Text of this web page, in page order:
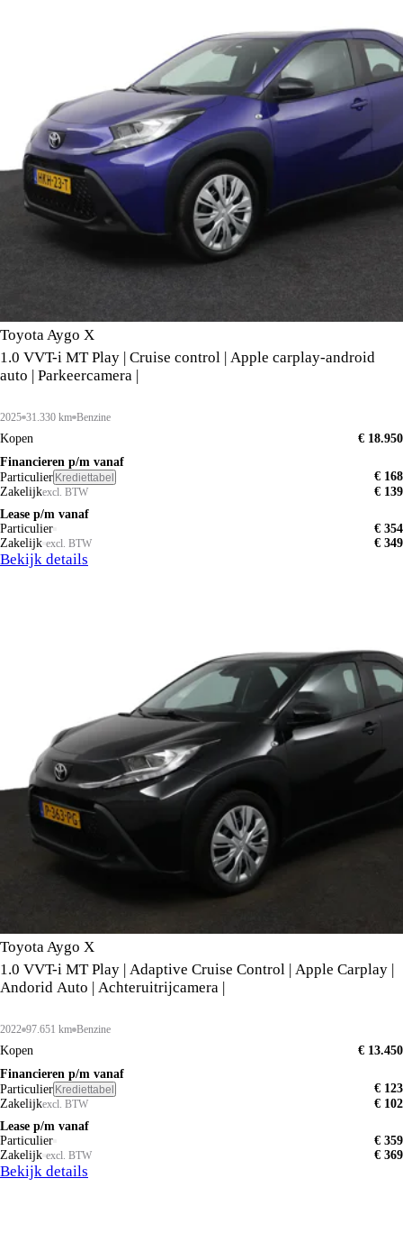
Toyota Aygo X
1.0 VVT-i MT Play | Cruise control | Apple carplay-android
auto | Parkeercamera |
2025 31.330 km Benzine
Kopen
€ 18.950
Financieren p/m vanaf
Particulier Krediettabel
€ 168
Zakelijkexcl. BTW
€ 139
Lease p/m vanaf
Particulier
€ 354
Zakelijk excl. BTW € 349
Bekijk details
Toyota Aygo X
1.0 VVT-i MT Play | Adaptive Cruise Control | Apple Carplay |
Andorid Auto | Achteruitrijcamera |
2022 97.651 km Benzine
Kopen
€ 13.450
Financieren p/m vanaf
Particulier Krediettabel
€ 123
Zakelijkexcl. BTW
€ 102
Lease p/m vanaf
Particulier
€ 359
Zakelijk excl. BTW € 369
Bekijk details